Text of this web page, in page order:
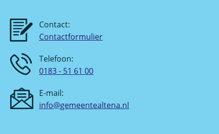
Contact:
Contactformulier
Telefoon:
0183 - 51 61 00
E-mail:
info@gemeentealtena.nl